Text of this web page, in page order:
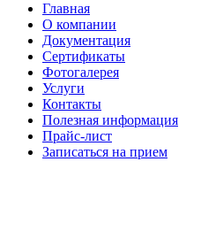
Главная
О компании
Документация
Сертификаты
Фотогалерея
Услуги
Контакты
Полезная информация
Прайс-лист
Записаться на прием